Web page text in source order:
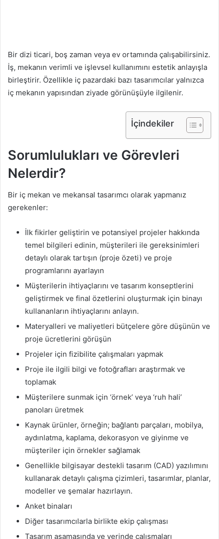
Bir dizi ticari, boş zaman veya ev ortamında çalışabilirsiniz.
İş, mekanın verimli ve işlevsel kullanımını estetik anlayışla
birleştirir. Özellikle iç pazardaki bazı tasarımcılar yalnızca
iç mekanın yapısından ziyade görünüşüyle ​​ilgilenir.
İçindekiler
Sorumlulukları ve Görevleri
Nelerdir?
Bir iç mekan ve mekansal tasarımcı olarak yapmanız
gerekenler:
İlk fikirler geliştirin ve potansiyel projeler hakkında
temel bilgileri edinin, müşterileri ile gereksinimleri
detaylı olarak tartışın (proje özeti) ve proje
programlarını ayarlayın
Müşterilerin ihtiyaçlarını ve tasarım konseptlerini
geliştirmek ve final özetlerini oluşturmak için binayı
kullananların ihtiyaçlarını anlayın.
Materyalleri ve maliyetleri bütçelere göre düşünün ve
proje ücretlerini görüşün
Projeler için fizibilite çalışmaları yapmak
Proje ile ilgili bilgi ve fotoğrafları araştırmak ve
toplamak
Müşterilere sunmak için ‘örnek’ veya ‘ruh hali’
panoları üretmek
Kaynak ürünler, örneğin; bağlantı parçaları, mobilya,
aydınlatma, kaplama, dekorasyon ve giyinme ve
müşteriler için örnekler sağlamak
Genellikle bilgisayar destekli tasarım (CAD) yazılımını
kullanarak detaylı çalışma çizimleri, tasarımlar, planlar,
modeller ve şemalar hazırlayın.
Anket binaları
Diğer tasarımcılarla birlikte ekip çalışması
Tasarım aşamasında ve yerinde çalışmaları